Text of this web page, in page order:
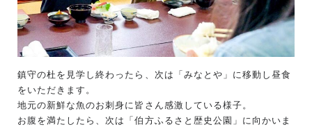
鎮守の杜を見学し終わったら、次は「みなとや」に移動し昼食
をいただきます。
地元の新鮮な魚のお刺身に皆さん感激している様子。
お腹を満たしたら、次は「伯方ふるさと歴史公園」に向かいま